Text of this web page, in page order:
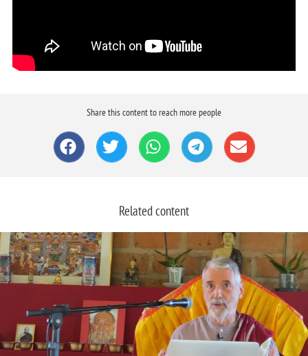
Share this content to reach more people
Related content